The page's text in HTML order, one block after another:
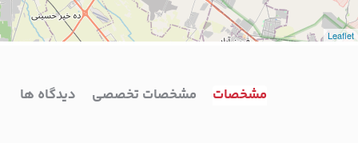
Leaflet
مشخصات مشخصات تخصصی دیدگاه ها